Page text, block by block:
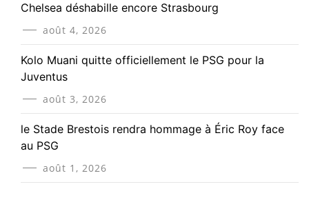
Chelsea déshabille encore Strasbourg
août 4, 2026
Kolo Muani quitte officiellement le PSG pour la
Juventus
août 3, 2026
le Stade Brestois rendra hommage à Éric Roy face
au PSG
août 1, 2026